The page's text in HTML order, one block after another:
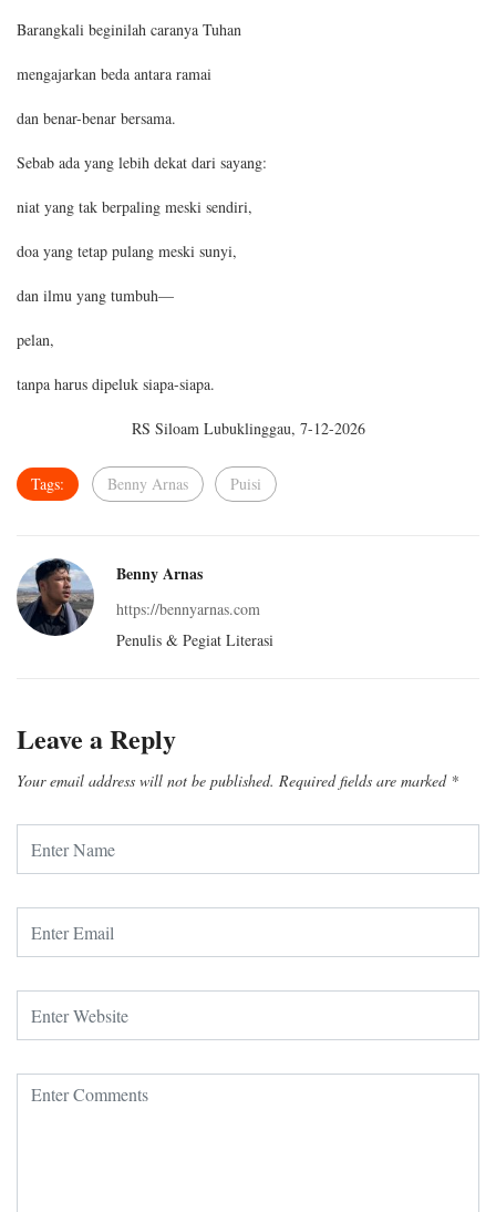
Barangkali beginilah caranya Tuhan
mengajarkan beda antara ramai
dan benar-benar bersama.
Sebab ada yang lebih dekat dari sayang:
niat yang tak berpaling meski sendiri,
doa yang tetap pulang meski sunyi,
dan ilmu yang tumbuh—
pelan,
tanpa harus dipeluk siapa-siapa.
RS Siloam Lubuklinggau, 7-12-2026
Tags: Benny Arnas Puisi
Benny Arnas
https://bennyarnas.com
Penulis & Pegiat Literasi
Leave a Reply
Your email address will not be published. Required fields are marked *